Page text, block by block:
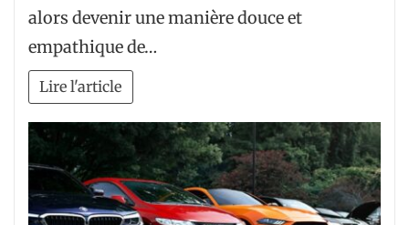
alors devenir une manière douce et
empathique de…
Lire l'article